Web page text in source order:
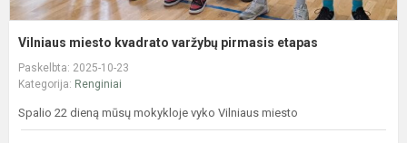
Vilniaus miesto kvadrato varžybų pirmasis etapas
Paskelbta: 2025-10-23
Kategorija: Renginiai
Spalio 22 dieną mūsų mokykloje vyko Vilniaus miesto